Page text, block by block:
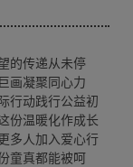
的传递从未停
画凝聚同心力
行动践行公益初
份温暖化作成长
多人加入爱心行
童真都能被呵